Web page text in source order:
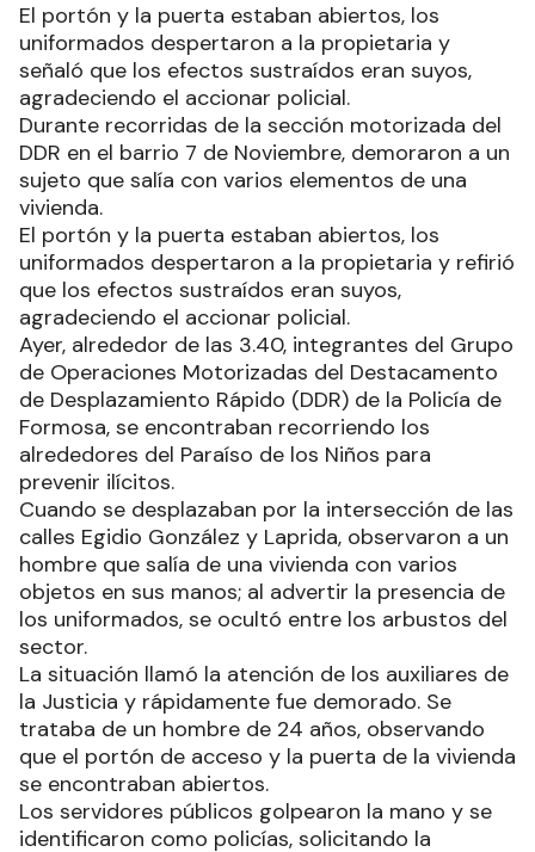
El portón y la puerta estaban abiertos, los
uniformados despertaron a la propietaria y
señaló que los efectos sustraídos eran suyos,
agradeciendo el accionar policial.
Durante recorridas de la sección motorizada del
DDR en el barrio 7 de Noviembre, demoraron a un
sujeto que salía con varios elementos de una
vivienda.
El portón y la puerta estaban abiertos, los
uniformados despertaron a la propietaria y refirió
que los efectos sustraídos eran suyos,
agradeciendo el accionar policial.
Ayer, alrededor de las 3.40, integrantes del Grupo
de Operaciones Motorizadas del Destacamento
de Desplazamiento Rápido (DDR) de la Policía de
Formosa, se encontraban recorriendo los
alrededores del Paraíso de los Niños para
prevenir ilícitos.
Cuando se desplazaban por la intersección de las
calles Egidio González y Laprida, observaron a un
hombre que salía de una vivienda con varios
objetos en sus manos; al advertir la presencia de
los uniformados, se ocultó entre los arbustos del
sector.
La situación llamó la atención de los auxiliares de
la Justicia y rápidamente fue demorado. Se
trataba de un hombre de 24 años, observando
que el portón de acceso y la puerta de la vivienda
se encontraban abiertos.
Los servidores públicos golpearon la mano y se
identificaron como policías, solicitando la